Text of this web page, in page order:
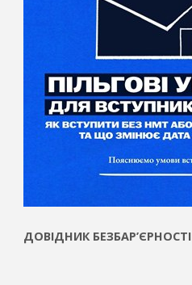
ДОВІДНИК БЕЗБАР’ЄРНОСТІ